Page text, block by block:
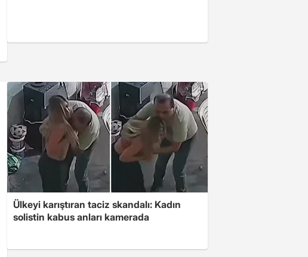
Ülkeyi karıştıran taciz skandalı: Kadın
solistin kabus anları kamerada